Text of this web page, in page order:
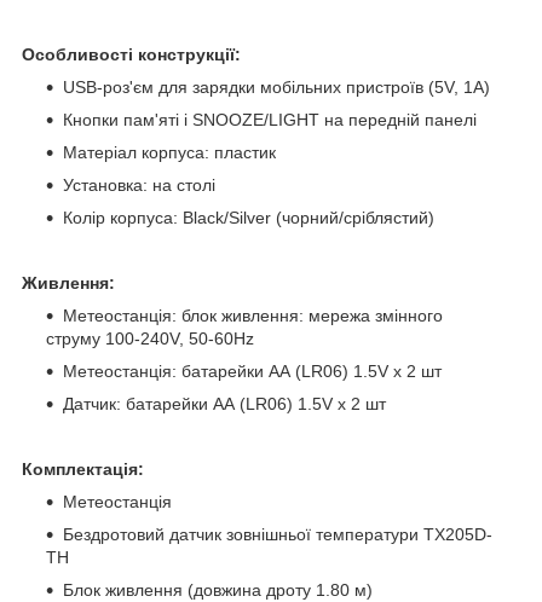
Особливості конструкції:
USB-роз'єм для зарядки мобільних пристроїв (5V, 1A)
Кнопки пам'яті і SNOOZE/LIGHT на передній панелі
Матеріал корпуса: пластик
Установка: на столі
Колір корпуса: Black/Silver (чорний/сріблястий)
Живлення:
Метеостанція: блок живлення: мережа змінного
струму 100-240V, 50-60Hz
Метеостанція: батарейки AА (LR06) 1.5V х 2 шт
Датчик: батарейки AА (LR06) 1.5V х 2 шт
Комплектація:
Метеостанція
Бездротовий датчик зовнішньої температури TX205D-
TH
Блок живлення (довжина дроту 1.80 м)